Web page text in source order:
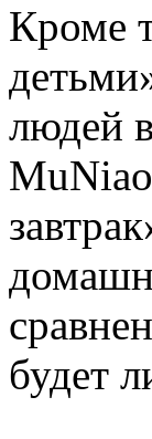
Кроме
людей
будет